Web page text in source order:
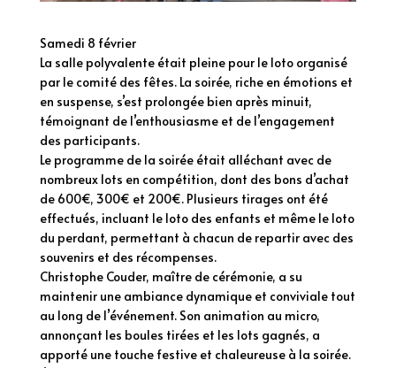
Samedi 8 février
La salle polyvalente était pleine pour le loto organisé
par le comité des fêtes. La soirée, riche en émotions et
en suspense, s’est prolongée bien après minuit,
témoignant de l’enthousiasme et de l’engagement
des participants.
Le programme de la soirée était alléchant avec de
nombreux lots en compétition, dont des bons d’achat
de 600€, 300€ et 200€. Plusieurs tirages ont été
effectués, incluant le loto des enfants et même le loto
du perdant, permettant à chacun de repartir avec des
souvenirs et des récompenses.
Christophe Couder, maître de cérémonie, a su
maintenir une ambiance dynamique et conviviale tout
au long de l’événement. Son animation au micro,
annonçant les boules tirées et les lots gagnés, a
apporté une touche festive et chaleureuse à la soirée.